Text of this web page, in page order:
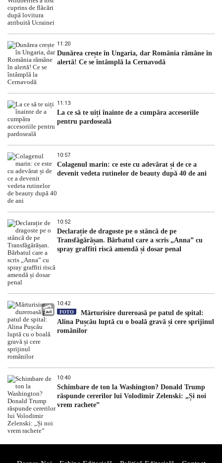
11:20
Dunărea crește în Ungaria, dar România rămâne în
alertă! Ce se întâmplă la Cernavodă
11:13
La ce să te uiți înainte de a cumpăra accesoriile
pentru pardoseală
10:57
Colagenul marin: ce este cu adevărat și de ce a
devenit vedeta rutinelor de beauty după 40 de ani
10:52
Declarație de dragoste pe o stâncă de pe
Transfăgărășan. Bărbatul care a scris „Anna” cu
spray graffiti riscă amendă și dosar penal
10:42
FOTO
Mărturisire dureroasă pe patul de spital:
Alina Pușcău luptă cu o boală gravă și cere sprijinul
românilor
10:40
Schimbare de ton la Washington? Donald Trump
răspunde cererilor lui Volodimir Zelenski: „Și noi
vrem rachete”